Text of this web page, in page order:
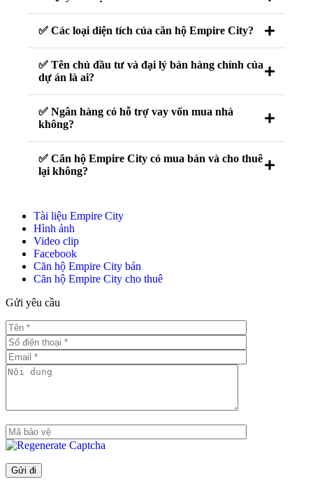
✅ Các loại diện tích của căn hộ Empire City?
✅ Tên chủ đầu tư và đại lý bán hàng chính của
dự án là ai?
✅ Ngân hàng có hỗ trợ vay vốn mua nhà
không?
✅ Căn hộ Empire City có mua bán và cho thuê
lại không?
Tài liệu Empire City
Hình ảnh
Video clip
Facebook
Căn hộ Empire City bán
Căn hộ Empire City cho thuê
Gửi yêu cầu